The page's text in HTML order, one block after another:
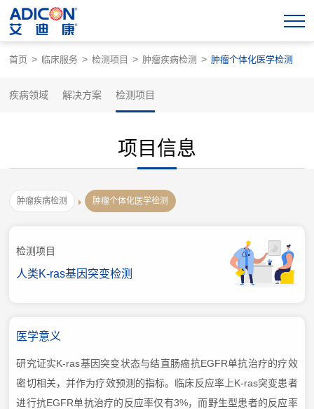
首页 > 临床服务 > 检测项目 > 肿瘤疾病检测 > 肿瘤个体化医学检测
疾病领域 解决方案 检测项目
项目信息
肿瘤疾病检测 肿瘤个体化医学检测
检测项目
人类K-ras基因突变检测
医学意义
研究证实K-ras基因突变状态与结直肠癌抗EGFR单抗治疗的疗效
密切相关，并作为疗效预测的指标。临床反应率上K-ras突变患者
进行抗EGFR单抗治疗的反应率仅有3%，而野生型患者的反应率